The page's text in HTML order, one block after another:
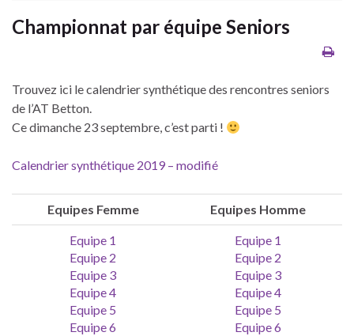
Championnat par équipe Seniors
Trouvez ici le calendrier synthétique des rencontres seniors
de l’AT Betton.
Ce dimanche 23 septembre, c’est parti !
Calendrier synthétique 2019 – modifié
Equipes Femme Equipes Homme
Equipe 1
Equipe 2
Equipe 3
Equipe 4
Equipe 5
Equipe 6
Equipe 1
Equipe 2
Equipe 3
Equipe 4
Equipe 5
Equipe 6